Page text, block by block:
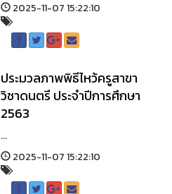
2025-11-07 15:22:10
ประมวลภาพพิธีไหว้ครูสาขา
วิชาดนตรี ประจำปีการศึกษา
2563
...
2025-11-07 15:22:10